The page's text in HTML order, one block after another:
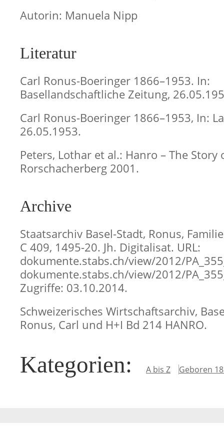
Autorin: Manuela Nipp
Literatur
Carl Ronus-Boeringer 1866–1953. In:
Basellandschaftliche Zeitung,
Carl Ronus-Boeringer 1866–1953, In:
26.05.1953.
Peters, Lothar et al.: Hanro – The Story
Rorschacherberg 2001.
Archive
Staatsarchiv Basel-Stadt, Ronus,
C 409, 1495-20. Jh. Digitalisat. URL:
dokumente.stabs.ch/view/2012/
dokumente.stabs.ch/view/2012/
Zugriffe: 03.10.2014.
Schweizerisches Wirtschaftsarchiv,
Ronus, Carl und H+I Bd 214 HANRO.
Kategorien: A bis Z Geboren